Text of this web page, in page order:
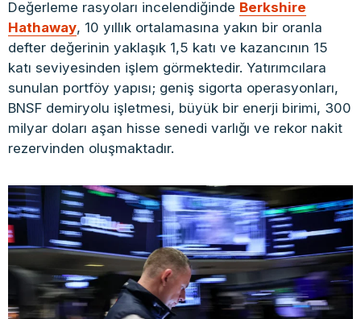
Değerleme rasyoları incelendiğinde Berkshire
Hathaway, 10 yıllık ortalamasına yakın bir oranla
defter değerinin yaklaşık 1,5 katı ve kazancının 15
katı seviyesinden işlem görmektedir. Yatırımcılara
sunulan portföy yapısı; geniş sigorta operasyonları,
BNSF demiryolu işletmesi, büyük bir enerji birimi, 300
milyar doları aşan hisse senedi varlığı ve rekor nakit
rezervinden oluşmaktadır.